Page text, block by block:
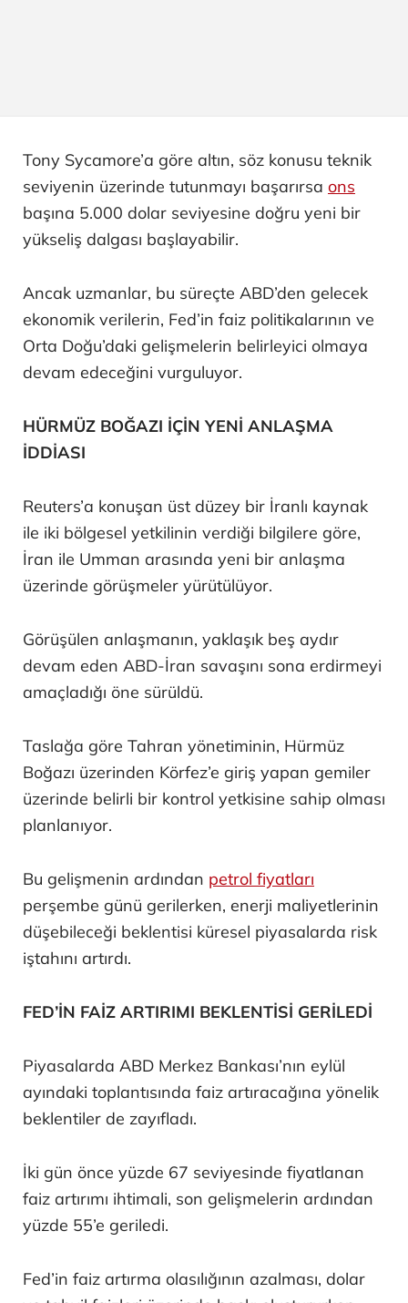
Tony Sycamore’a göre altın, söz konusu teknik
seviyenin üzerinde tutunmayı başarırsa ons
başına 5.000 dolar seviyesine doğru yeni bir
yükseliş dalgası başlayabilir.
Ancak uzmanlar, bu süreçte ABD’den gelecek
ekonomik verilerin, Fed’in faiz politikalarının ve
Orta Doğu’daki gelişmelerin belirleyici olmaya
devam edeceğini vurguluyor.
HÜRMÜZ BOĞAZI İÇİN YENİ ANLAŞMA
İDDİASI
Reuters’a konuşan üst düzey bir İranlı kaynak
ile iki bölgesel yetkilinin verdiği bilgilere göre,
İran ile Umman arasında yeni bir anlaşma
üzerinde görüşmeler yürütülüyor.
Görüşülen anlaşmanın, yaklaşık beş aydır
devam eden ABD-İran savaşını sona erdirmeyi
amaçladığı öne sürüldü.
Taslağa göre Tahran yönetiminin, Hürmüz
Boğazı üzerinden Körfez’e giriş yapan gemiler
üzerinde belirli bir kontrol yetkisine sahip olması
planlanıyor.
Bu gelişmenin ardından petrol fiyatları
perşembe günü gerilerken, enerji maliyetlerinin
düşebileceği beklentisi küresel piyasalarda risk
iştahını artırdı.
FED’İN FAİZ ARTIRIMI BEKLENTİSİ GERİLEDİ
Piyasalarda ABD Merkez Bankası’nın eylül
ayındaki toplantısında faiz artıracağına yönelik
beklentiler de zayıfladı.
İki gün önce yüzde 67 seviyesinde fiyatlanan
faiz artırımı ihtimali, son gelişmelerin ardından
yüzde 55’e geriledi.
Fed’in faiz artırma olasılığının azalması, dolar